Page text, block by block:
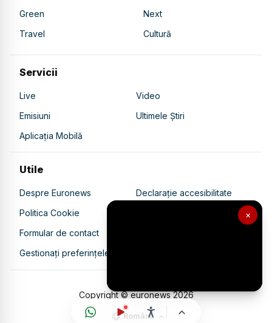
×
Green
Next
Travel
Cultură
Servicii
Live
Video
Emisiuni
Ultimele Știri
Aplicația Mobilă
Utile
Despre Euronews
Declarație accesibilitate
Politica Cookie
Politica de confidențialitate
Formular de contact
Gestionați preferințele
Copyright © euronews2026
Română